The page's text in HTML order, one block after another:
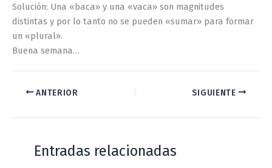
Solución: Una «baca» y una «vaca» son magnitudes
distintas y por lo tanto no se pueden «sumar» para formar
un «plural».
Buena semana…
ANTERIOR SIGUIENTE
Entradas relacionadas